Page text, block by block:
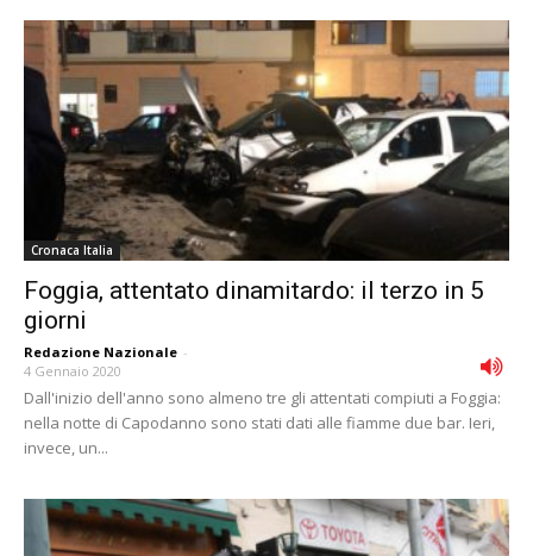
Cronaca Italia
Foggia, attentato dinamitardo: il terzo in 5
giorni
Redazione Nazionale -
4 Gennaio 2020
Dall'inizio dell'anno sono almeno tre gli attentati compiuti a Foggia:
nella notte di Capodanno sono stati dati alle fiamme due bar. Ieri,
invece, un...